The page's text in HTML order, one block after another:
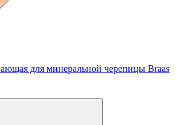
для минеральной черепицы Braas